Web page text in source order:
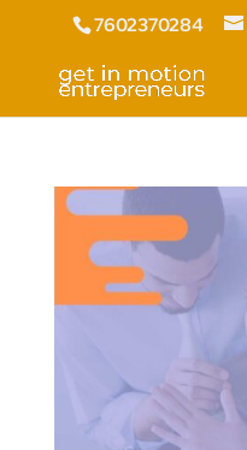
7602370284